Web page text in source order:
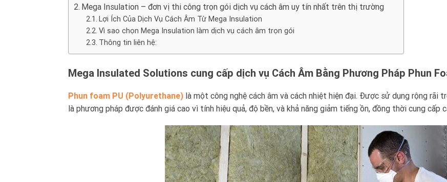
Mega Insulation – đơn vị thi công trọn gói dịch vụ cách âm uy tín nhất trên thị trường
Lợi Ích Của Dịch Vụ Cách Âm Từ Mega Insulation
Vì sao chọn Mega Insulation làm dịch vụ cách âm trọn gói
Thông tin liên hệ:
Mega Insulated Solutions cung cấp dịch vụ Cách Âm Bằng Phương Pháp Phun
Phun foam PU (Polyurethane)là một công nghệ cách âm và cách nhiệt hiện đại. Được sử dụng rộng rãi
là phương pháp được đánh giá cao vì tính hiệu quả, độ bền, và khả năng giảm tiếng ồn, đồng thời cung cấp